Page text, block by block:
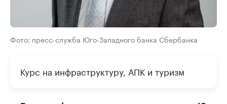
Фото: пресс-служба Юго-Западного банка Сбербанка
Курс на инфраструктуру, АПК и туризм